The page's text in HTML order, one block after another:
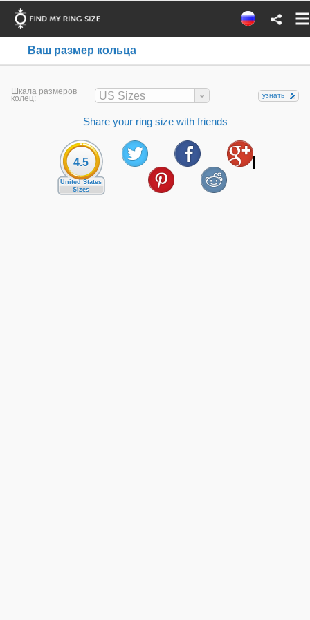
Ваш размер кольца
Шкала размеров
колец: US Sizes узнать
Share your ring size with friends
4.5
United States
Sizes